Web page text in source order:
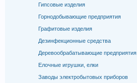
Гипсовые изделия
Горнодобывающие предприятия
Графитовые изделия
Дезинфекционные средства
Деревообрабатывающие предприятия
Елочные игрушки, елки
Заводы электробытовых приборов